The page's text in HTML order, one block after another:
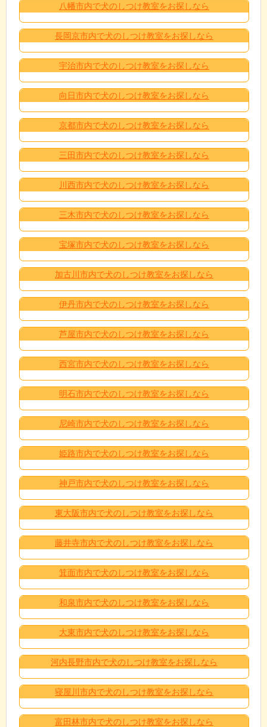
八幡市内で犬のしつけ教室をお探しなら
長岡京市内で犬のしつけ教室をお探しなら
宇治市内で犬のしつけ教室をお探しなら
向日市内で犬のしつけ教室をお探しなら
京都市内で犬のしつけ教室をお探しなら
三田市内で犬のしつけ教室をお探しなら
川西市内で犬のしつけ教室をお探しなら
三木市内で犬のしつけ教室をお探しなら
宝塚市内で犬のしつけ教室をお探しなら
加古川市内で犬のしつけ教室をお探しなら
伊丹市内で犬のしつけ教室をお探しなら
芦屋市内で犬のしつけ教室をお探しなら
西宮市内で犬のしつけ教室をお探しなら
明石市内で犬のしつけ教室をお探しなら
尼崎市内で犬のしつけ教室をお探しなら
姫路市内で犬のしつけ教室をお探しなら
神戸市内で犬のしつけ教室をお探しなら
東大阪市内で犬のしつけ教室をお探しなら
藤井寺市内で犬のしつけ教室をお探しなら
箕面市内で犬のしつけ教室をお探しなら
和泉市内で犬のしつけ教室をお探しなら
大東市内で犬のしつけ教室をお探しなら
河内長野市内で犬のしつけ教室をお探しなら
寝屋川市内で犬のしつけ教室をお探しなら
富田林市内で犬のしつけ教室をお探しなら